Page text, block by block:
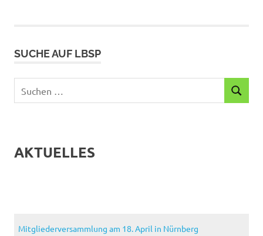
SUCHE AUF LBSP
nach:
SUCHEN
AKTUELLES
Mitgliederversammlung am 18. April in Nürnberg